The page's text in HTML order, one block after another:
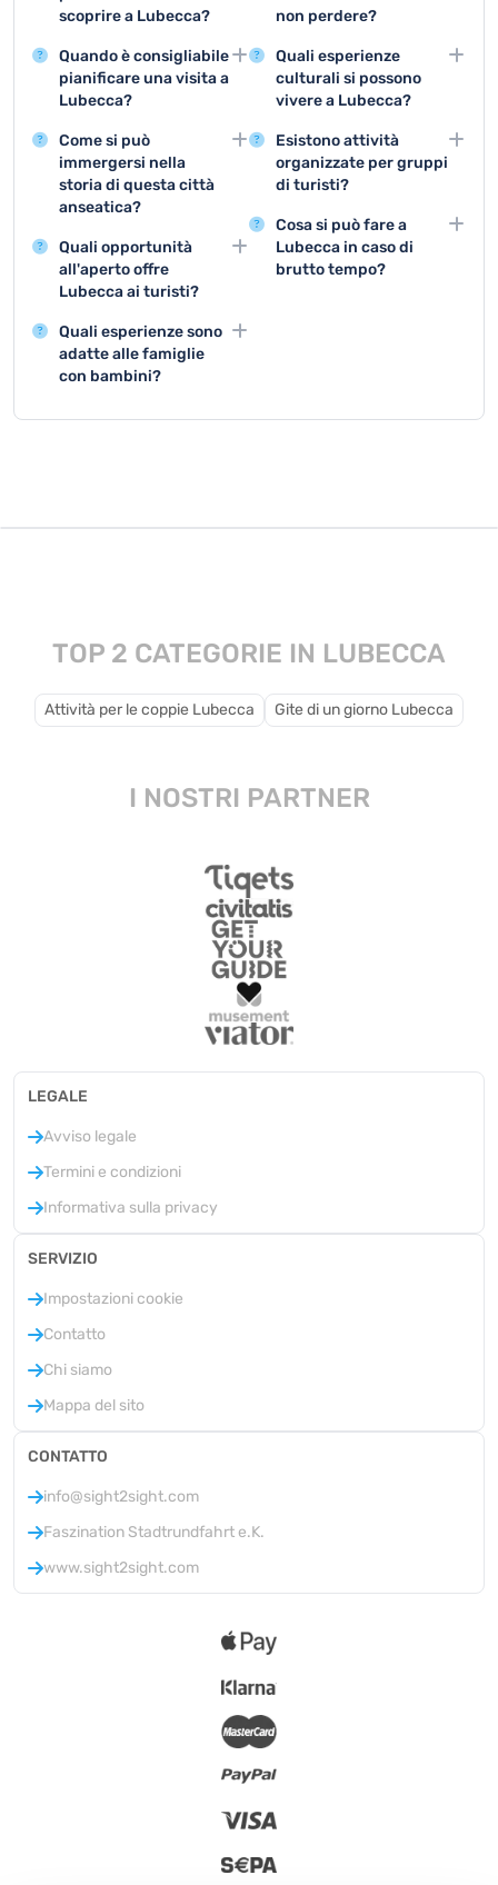
scoprire a Lubecca?
Lubecca offre attrazioni
straordinarie come il
centro storico
Municipio medievale e la
Porta degli Angeli,
simboli di una città ricca
di storia e cultura.
Quando è consigliabile
pianificare una visita a
Lubecca?
Il periodo migliore per
visitare Lubecca è tra
maggio e settembre,
quando il clima è mite e
comodamente la città e
i suoi monumenti.
Come si può
immergersi nella
storia di questa città
anseatica?
Visitando i musei storici,
partecipando a tour
guidati nel centro
monumenti
architettonici che
raccontano secoli di
Quali opportunità
all'aperto offre
Lubecca ai turisti?
La città propone
bellissime passeggiate
lungo la Trave, giri in
Quali esperienze sono
adatte alle famiglie
con bambini?
non perdere?
Le attività imperdibili
includono la visita al
centro storico,
il tour dei monumenti
architettonici più
significativi.
Quali esperienze
culturali si possono
vivere a Lubecca?
La città offre numerosi
musei, concerti, gallerie
d'arte e festival che
immergersi nella ricca
tradizione culturale
tedesca.
Esistono attività
organizzate per gruppi
di turisti?
Lubecca propone tour
guidati, escursioni
tematiche e visite
organizzate che sono
Cosa si può fare a
Lubecca in caso di
brutto tempo?
TOP 2 CATEGORIE IN LUBECCA
Attività per le coppie Lubecca Gite di un giorno Lubecca
I NOSTRI PARTNER
LEGALE
Avviso legale
Termini e condizioni
Informativa sulla privacy
SERVIZIO
Impostazioni cookie
Contatto
Chi siamo
Mappa del sito
CONTATTO
info@sight2sight.com
Faszination Stadtrundfahrt e.K.
www.sight2sight.com